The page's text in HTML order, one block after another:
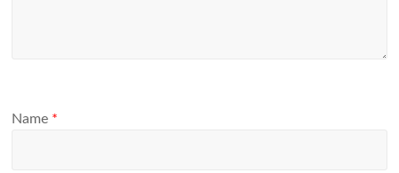
Name *